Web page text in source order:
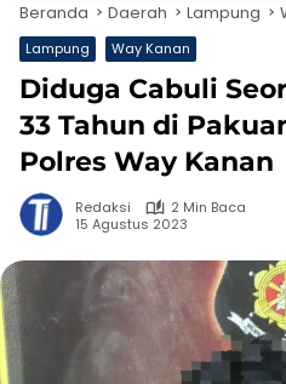
Beranda Daerah Lampung
Lampung Way Kanan
Diduga Cabuli
33 Tahun di
Polres Way Kanan
Redaksi
2 Min Baca
15 Agustus 2023